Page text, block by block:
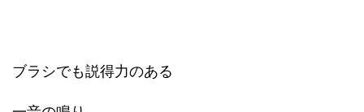
ブラシでも説得力のある